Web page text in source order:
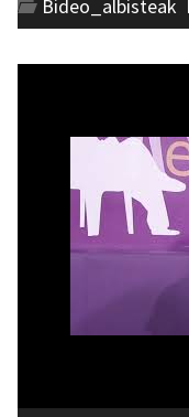
Bideo_albisteak